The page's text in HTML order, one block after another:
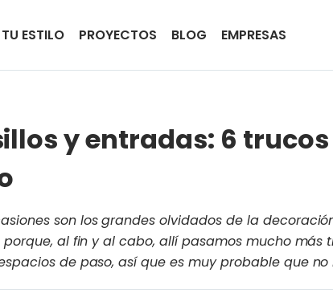
ESTILO PROYECTOS BLOG EMPRESAS
y entradas: 6
son los grandes olvidados de la
al fin y al cabo, allí pasamos mucho más
de paso, así que es muy probable que no